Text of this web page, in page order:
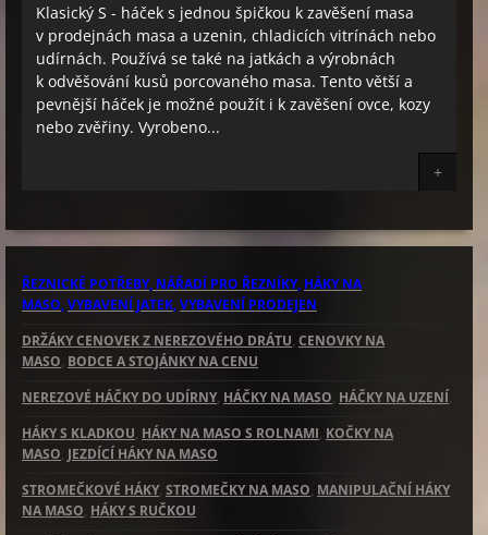
Klasický S - háček s jednou špičkou k zavěšení masa
v prodejnách masa a uzenin, chladicích vitrínách nebo
udírnách. Používá se také na jatkách a výrobnách
k odvěšování kusů porcovaného masa. Tento větší a
pevnější háček je možné použít i k zavěšení ovce, kozy
nebo zvěřiny. Vyrobeno...
+
ŘEZNICKÉ POTŘEBY, NÁŘADÍ PRO ŘEZNÍKY, HÁKY NA
MASO,VYBAVENÍ JATEK,VYBAVENÍ PRODEJEN
DRŽÁKY CENOVEK Z NEREZOVÉHO DRÁTU, CENOVKY NA
MASO, BODCE A STOJÁNKY NA CENU
NEREZOVÉ HÁČKY DO UDÍRNY, HÁČKY NA MASO, HÁČKY NA UZENÍ,
HÁKY S KLADKOU, HÁKY NA MASO S ROLNAMI, KOČKY NA
MASO, JEZDÍCÍ HÁKY NA MASO
STROMEČKOVÉ HÁKY, STROMEČKY NA MASO, MANIPULAČNÍ HÁKY
NA MASO, HÁKY S RUČKOU